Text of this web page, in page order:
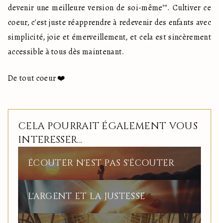
devenir une meilleure version de soi-même"". Cultiver ce
coeur, c'est juste réapprendre à redevenir des enfants avec
simplicité, joie et émerveillement, et cela est sincèrement
accessible à tous dès maintenant.
De tout coeur ❤️
CELA POURRAIT ÉGALEMENT VOUS
INTERESSER...
ÉCOUTER N'EST PAS S'ÉCOUTER
L'ARGENT ET LA JUSTESSE